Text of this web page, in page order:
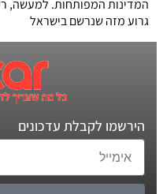
גרוע מזה שנרשם בישראל
הירשמו לקבלת עדכונים